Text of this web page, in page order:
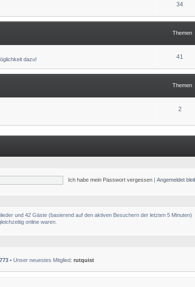
34
Themen
dazu! 41
Themen
2
Ich habe mein Passwort vergessen | Angemeldet
und 42 Gäste (basierend auf den aktiven Besuchern der letzten 5 Minuten)
online waren.
• Unser neuestes Mitglied: rutquist